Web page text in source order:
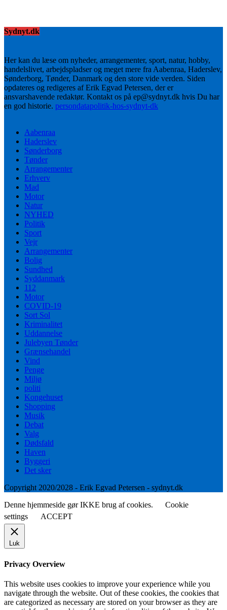
Sydnyt.dk
Her kan du læse om nyheder, arrangementer, sport, natur, hobby,
handelslivet, arbejdspladser og meget mere fra Aabenraa, Haderslev,
Sønderborg, Tønder, Danmark og den store vide verden. Siden
opdateres og redigeres af Erik Egvad Petersen, der er
ansvarshavende redaktør. Kontakt os på ep@sydnyt.dk hvis Du har
en god historie. persondatapolitik-hos-sydnyt-dk
Aabenraa
Haderslev
Sønderborg
Tønder
Arrangementer
Erhverv
Mad
Motor
Natur
NYHED
Politik
Sport
Vejr
Arrangementer
Bolig
Sundhed
Syddanmark
112
Motor
COVID-19
Sort Sol
Kriminalitet
Uddannelse
Julebyen Tønder
Grænsehandel
Vind
Penge
Miljø
politi
Kongehuset
Shopping
Musik
Debat
Valg
Dødsfald
Haven
Byggeri
Det sker
Copyright 2020/2028 - Erik Egvad Petersen - sydnyt.dk
Denne hjemmeside gør IKKE brug af cookies.
Cookie
settings
ACCEPT
Luk
Privacy Overview
This website uses cookies to improve your experience while you
navigate through the website. Out of these cookies, the cookies that
are categorized as necessary are stored on your browser as they are